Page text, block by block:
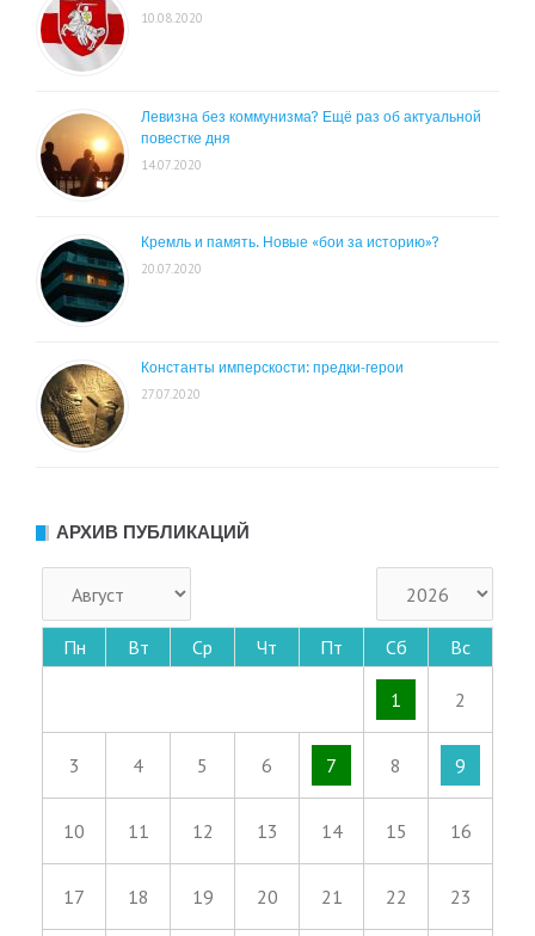
10.08.2020
Левизна без коммунизма? Ещё раз об актуальной
повестке дня
14.07.2020
Кремль и память. Новые «бои за историю»?
20.07.2020
Константы имперскости: предки-герои
27.07.2020
АРХИВ ПУБЛИКАЦИЙ
Пн Вт Ср Чт Пт Сб Вс
1 2
3 4 5 6 7 8 9
10 11 12 13 14 15 16
17 18 19 20 21 22 23